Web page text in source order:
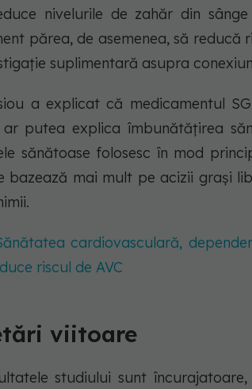
nivelurile de zahăr din
părea, de asemenea, să
suplimentară asupra
a explicat că medicamentul
putea explica îmbunătățirea
sănătoase folosesc în mod
bazează mai mult pe acizii grași
cardiovasculară,
riscul de AVC
viitoare
studiului sunt